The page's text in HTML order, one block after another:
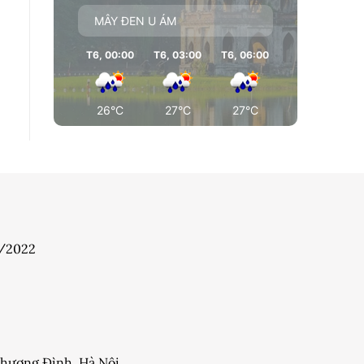
MÂY ĐEN U ÁM
T6, 00:00
26°C
T6, 03:00
27°C
T6, 06:00
27°C
2022